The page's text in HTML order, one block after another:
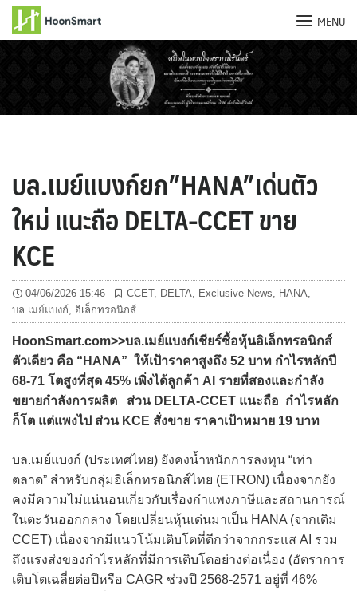
MENU
บล.เมย์แบงก์ยก”HANA”เด่นตัว
ใหม่ แนะถือ DELTA-CCET ขาย
KCE
04/06/2026 15:46 CCET, DELTA Exclusive News HANA
บล.เมย์แบงก์
อิเล็กทรอนิกส์
HoonSmart.com>>บล.เมย์แบงก์เชียร์ซื้อหุ้นอิเล็กทรอนิกส์
ตัวเดียว คือ “HANA” ให้เป้าราคาสูงถึง 52 บาท กำไรหลักปี
68-71 โตสูงที่สุด 45% เพิ่งได้ลูกค้า AI รายที่สองและกำลัง
ขยายกำลังการผลิต ส่วน DELTA-CCET แนะถือ กำไรหลัก
ก็โต แต่แพงไป ส่วน KCE สั่งขาย ราคาเป้าหมาย 19 บาท
บล.เมย์แบงก์ (ประเทศไทย) ยังคงน้ำหนักการลงทุน “เท่า
ตลาด” สำหรับกลุ่มอิเล็กทรอนิกส์ไทย (ETRON) เนื่องจากยัง
คงมีความไม่แน่นอนเกี่ยวกับเรื่องกำแพงภาษีและสถานการณ์
ในตะวันออกกลาง โดยเปลี่ยนหุ้นเด่นมาเป็น HANA (จากเดิม
CCET) เนื่องจากมีแนวโน้มเติบโตที่ดีกว่าจากกระแส AI รวม
ถึงแรงส่งของกำไรหลักที่มีการเติบโตอย่างต่อเนื่อง (อัตราการ
เติบโตเฉลี่ยต่อปีหรือ CAGR ช่วงปี 2568-2571 อยู่ที่ 46%